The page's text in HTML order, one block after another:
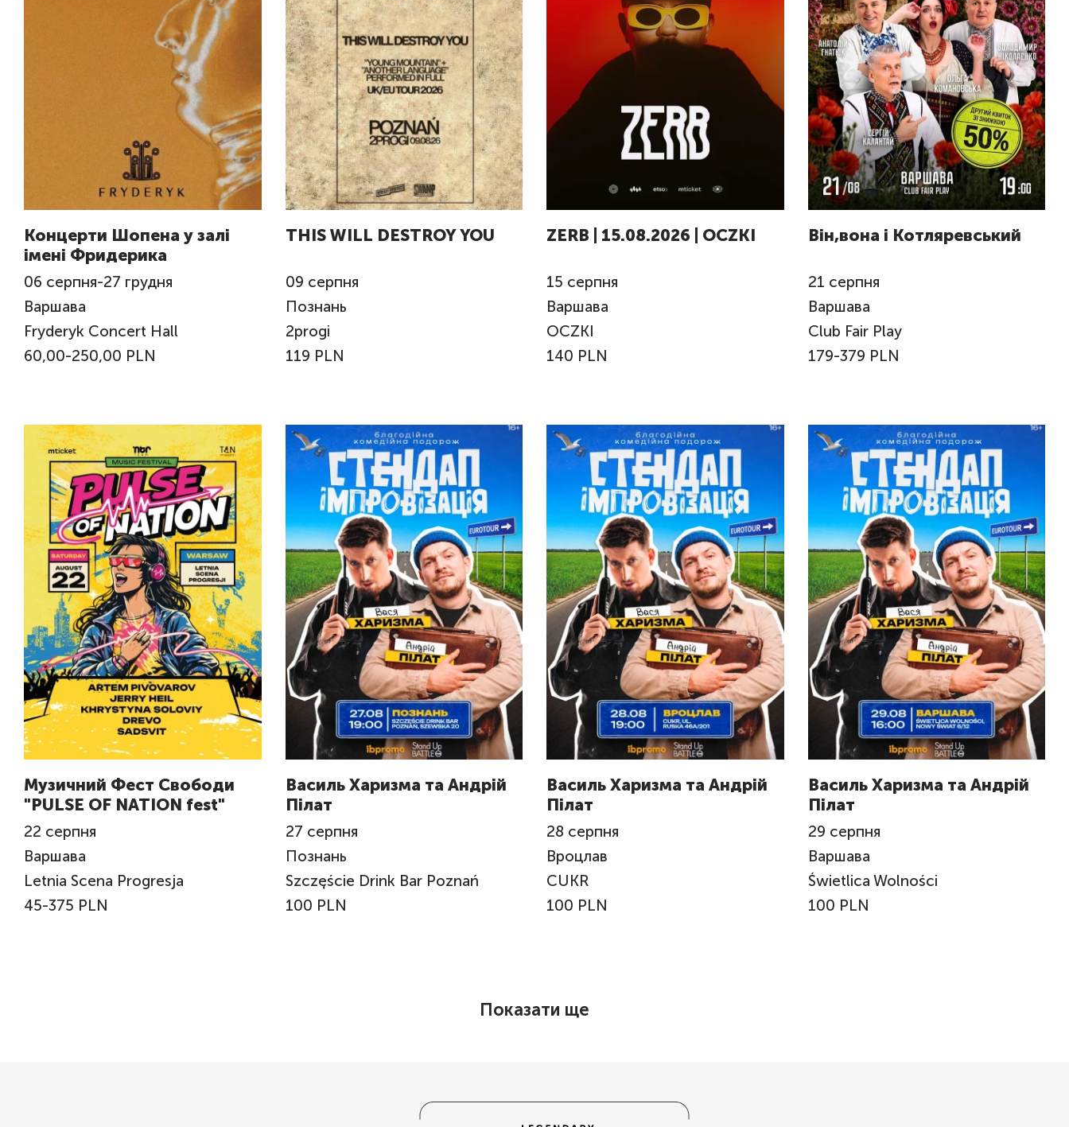
Концерти Шопена у залі
імені Фридерика
06 серпня-27 грудня
Варшава
Fryderyk Concert Hall
60,00-250,00 PLN
THIS WILL DESTROY YOU
09 серпня
Познань
2progi
119 PLN
ZERB | 15.08.2026 | OCZKI
15 серпня
Варшава
OCZKI
140 PLN
Він,вона і Котляревський
21 серпня
Варшава
Club Fair Play
179-379 PLN
Музичний Фест Свободи
"PULSE OF NATION fest"
22 серпня
Варшава
Letnia Scena Progresja
45-375 PLN
Василь Харизма та Андрій
Пілат
27 серпня
Познань
Szczęście Drink Bar Poznań
100 PLN
Василь Харизма та Андрій
Пілат
28 серпня
Вроцлав
CUKR
100 PLN
Василь Харизма та Андрій
Пілат
29 серпня
Варшава
Świetlica Wolności
100 PLN
Показати ще